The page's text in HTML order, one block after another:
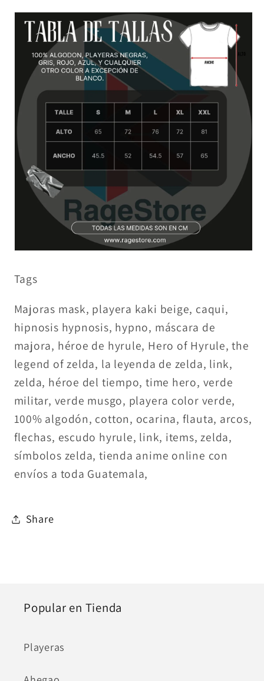
Tags
Majoras mask, playera kaki beige, caqui,
hipnosis hypnosis, hypno, máscara de
majora, héroe de hyrule, Hero of Hyrule, the
legend of zelda, la leyenda de zelda, link,
zelda, héroe del tiempo, time hero, verde
militar, verde musgo, playera color verde,
100% algodón, cotton, ocarina, flauta, arcos,
flechas, escudo hyrule, link, items, zelda,
símbolos zelda, tienda anime online con
envíos a toda Guatemala,
Share
Popular en Tienda
Playeras